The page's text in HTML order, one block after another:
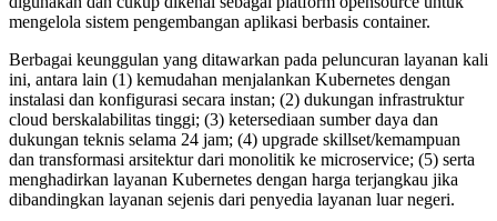
mengelola sistem pengembangan aplikasi berbasis container.
Berbagai keunggulan yang ditawarkan pada peluncuran layanan kali
ini, antara lain (1) kemudahan menjalankan Kubernetes dengan
instalasi dan konfigurasi secara instan; (2) dukungan infrastruktur
cloud berskalabilitas tinggi; (3) ketersediaan sumber daya dan
dukungan teknis selama 24 jam; (4) upgrade skillset/kemampuan
dan transformasi arsitektur dari monolitik ke microservice; (5) serta
menghadirkan layanan Kubernetes dengan harga terjangkau jika
dibandingkan layanan sejenis dari penyedia layanan luar negeri.